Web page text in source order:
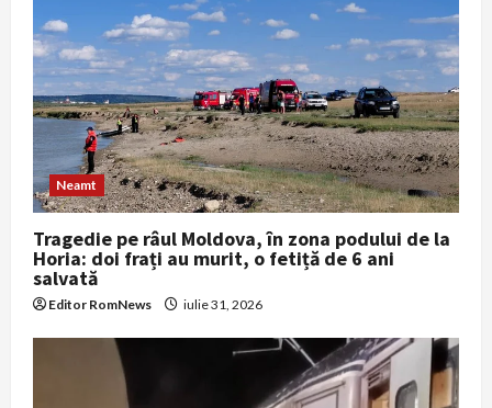
a
t
i
o
n
Neamt
Tragedie pe râul Moldova, în zona podului de la
Horia: doi frați au murit, o fetiță de 6 ani
salvată
Editor RomNews iulie 31, 2026